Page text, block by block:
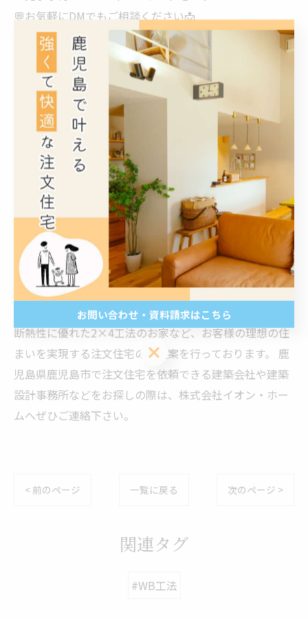
💬お気軽にDMでもご相談ください📩
株式会社イオン・ホーム
住所:鹿児島市田上7丁目1-35
TEL:099-295-0365
#イオンホーム #鹿児島注文住宅 #WB工法
#マイホーム計画 #家づくり 注文住宅
理想の家 新築一戸建て 家づくり相談会
鹿児島マイホーム モデルハウス見学
理想の間取り 家づくりアイデア
鹿児島にある株式会社イオン・ホームは、高温多湿の日
本の気候風土に合った省エネ・快適・健康な住まいを実
現するWB工法のお家や、台風や高耐震に強く気密性・
断熱性に優れた2×4工法のお家など、お客様の理想の住
まいを実現する注文住宅のご提案を行っております。 鹿
児島県鹿児島市で注文住宅を依頼できる建築会社や建築
設計事務所などをお探しの際は、株式会社イオン・ホー
ムへぜひご連絡下さい。
< 前のページ 一覧に戻る 次のページ >
関連タグ
#WB工法
お問い合わせ・資料請求はこちら
お問い合わせ・資料請求はこちら